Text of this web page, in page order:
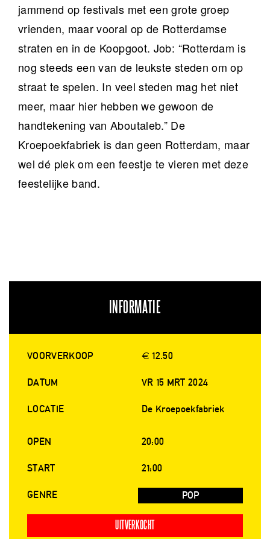
jammend op festivals met een grote groep
vrienden, maar vooral op de Rotterdamse
straten en in de Koopgoot. Job: “Rotterdam is
nog steeds een van de leukste steden om op
straat te spelen. In veel steden mag het niet
meer, maar hier hebben we gewoon de
handtekening van Aboutaleb.” De
Kroepoekfabriek is dan geen Rotterdam, maar
wel dé plek om een feestje te vieren met deze
feestelijke band.
INFORMATIE
VOORVERKOOP € 12.50
DATUM VR 15 MRT 2024
LOCATIE De Kroepoekfabriek
OPEN 20:00
START 21:00
GENRE POP
UITVERKOCHT